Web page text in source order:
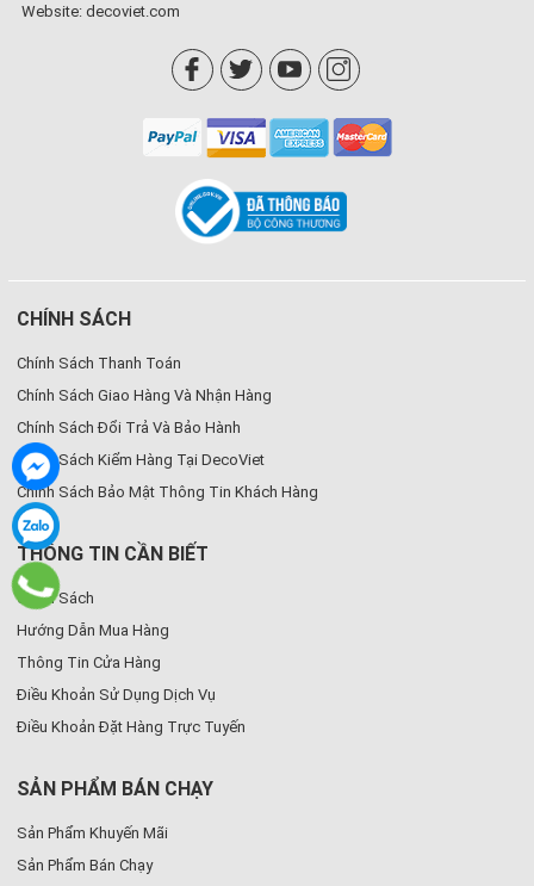
Website: decoviet.com
CHÍNH SÁCH
Chính Sách Thanh Toán
Chính Sách Giao Hàng Và Nhận Hàng
Chính Sách Đổi Trả Và Bảo Hành
Chính Sách Kiểm Hàng Tại DecoViet
Chính Sách Bảo Mật Thông Tin Khách Hàng
THÔNG TIN CẦN BIẾT
Chính Sách
Hướng Dẫn Mua Hàng
Thông Tin Cửa Hàng
Điều Khoản Sử Dụng Dịch Vụ
Điều Khoản Đặt Hàng Trực Tuyến
SẢN PHẨM BÁN CHẠY
Sản Phẩm Khuyến Mãi
Sản Phẩm Bán Chạy